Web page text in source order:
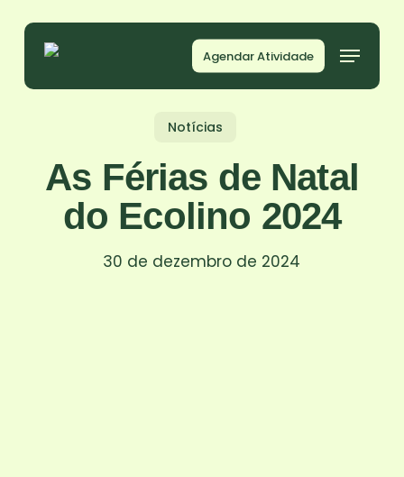
content
Agendar Atividade
Notícias
As Férias de Natal
do Ecolino 2024
30 de dezembro de 2024